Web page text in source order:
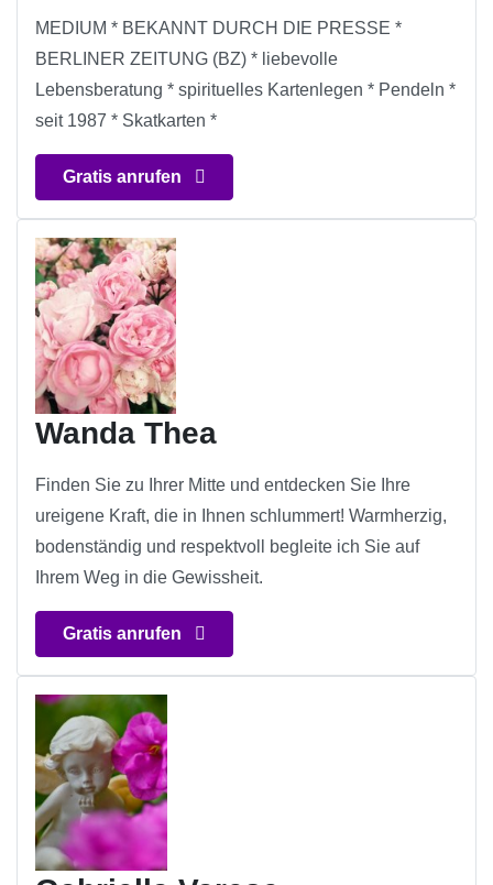
MEDIUM * BEKANNT DURCH DIE PRESSE *
BERLINER ZEITUNG (BZ) * liebevolle
Lebensberatung * spirituelles Kartenlegen * Pendeln *
seit 1987 * Skatkarten *
Gratis anrufen
Wanda Thea
Finden Sie zu Ihrer Mitte und entdecken Sie Ihre
ureigene Kraft, die in Ihnen schlummert! Warmherzig,
bodenständig und respektvoll begleite ich Sie auf
Ihrem Weg in die Gewissheit.
Gratis anrufen